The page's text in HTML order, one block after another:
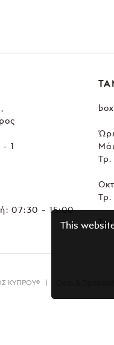
1
07:30 - 15:00
ΚΥΠΡΟΥ©
This